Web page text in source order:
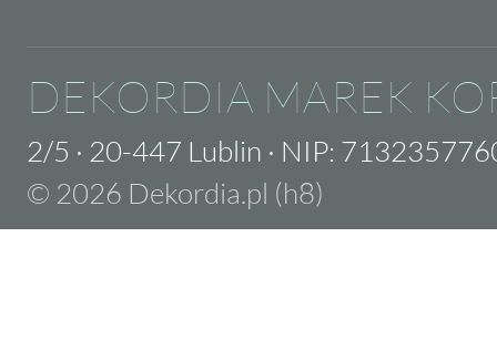
DEKORDIA MAREK
2/5 · 20-447 Lublin · NIP:
© 2026 Dekordia.pl (h8)